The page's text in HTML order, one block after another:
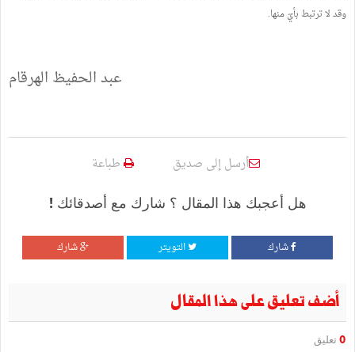
وقدلاترتبطبأيّمنها.
عبدالحفيظ الهرقام
أرسل إلى صديق طباعة
هل أعجبك هذا المقال ؟ شارك مع أصدقائك !
شارك التويتر شارك
أضف تعليق على هذا المقال
0 تعليق